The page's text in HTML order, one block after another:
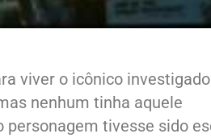
viver o icônico
nenhum tinha aquele
personagem tivesse sido